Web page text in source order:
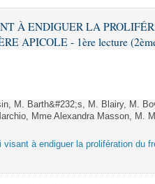
À ENDIGUER LA
APICOLE - 1ère lecture
M. Barth&#232;s, M. Blairy, M.
Mme Alexandra Masson, M.
à endiguer la prolifération du